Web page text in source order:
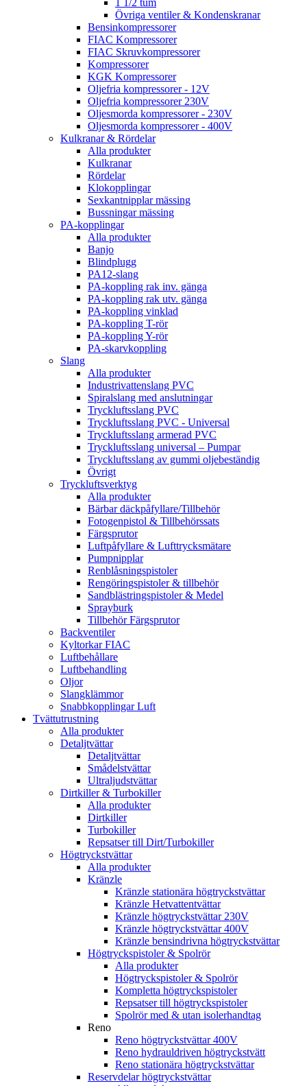
1 1/2 tum
Övriga ventiler & Kondenskranar
Bensinkompressorer
FIAC Kompressorer
FIAC Skruvkompressorer
Kompressorer
KGK Kompressorer
Oljefria kompressorer - 12V
Oljefria kompressorer 230V
Oljesmorda kompressorer - 230V
Oljesmorda kompressorer - 400V
Kulkranar & Rördelar
Alla produkter
Kulkranar
Rördelar
Klokopplingar
Sexkantnipplar mässing
Bussningar mässing
PA-kopplingar
Alla produkter
Banjo
Blindplugg
PA12-slang
PA-koppling rak inv. gänga
PA-koppling rak utv. gänga
PA-koppling vinklad
PA-koppling T-rör
PA-koppling Y-rör
PA-skarvkoppling
Slang
Alla produkter
Industrivattenslang PVC
Spiralslang med anslutningar
Tryckluftsslang PVC
Tryckluftsslang PVC - Universal
Tryckluftsslang armerad PVC
Tryckluftsslang universal – Pumpar
Tryckluftsslang av gummi oljebeständig
Övrigt
Tryckluftsverktyg
Alla produkter
Bärbar däckpåfyllare/Tillbehör
Fotogenpistol & Tillbehörssats
Färgsprutor
Luftpåfyllare & Lufttrycksmätare
Pumpnipplar
Renblåsningspistoler
Rengöringspistoler & tillbehör
Sandblästringspistoler & Medel
Sprayburk
Tillbehör Färgsprutor
Backventiler
Kyltorkar FIAC
Luftbehållare
Luftbehandling
Oljor
Slangklämmor
Snabbkopplingar Luft
Tvättutrustning
Alla produkter
Detaljtvättar
Detaljtvättar
Smådelstvättar
Ultraljudstvättar
Dirtkiller & Turbokiller
Alla produkter
Dirtkiller
Turbokiller
Repsatser till Dirt/Turbokiller
Högtryckstvättar
Alla produkter
Kränzle
Kränzle stationära högtryckstvättar
Kränzle Hetvattentvättar
Kränzle högtryckstvättar 230V
Kränzle högtryckstvättar 400V
Kränzle bensindrivna högtryckstvättar
Högtryckspistoler & Spolrör
Alla produkter
Högtryckspistoler & Spolrör
Kompletta högtryckspistoler
Repsatser till högtryckspistoler
Spolrör med & utan isolerhandtag
Reno
Reno högtryckstvättar 400V
Reno hydrauldriven högtryckstvätt
Reno stationära högtryckstvättar
Reservdelar högtryckstvättar